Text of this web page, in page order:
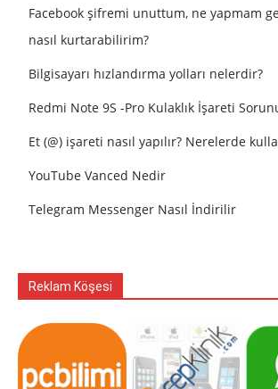
Facebook şifremi unuttum, ne yapmam
nasıl kurtarabilirim?
Bilgisayarı hızlandırma yolları nelerdir?
Redmi Note 9S -Pro Kulaklık İşareti
Et (@) işareti nasıl yapılır? Nerelerde
YouTube Vanced Nedir
Telegram Messenger Nasıl İndirilir
Reklam Köşesi